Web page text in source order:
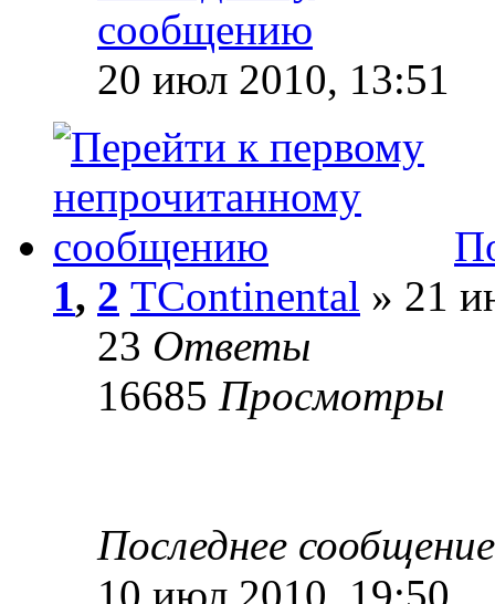
20 июл 2010, 13:51
1, 2 TContinental » 21
23 Ответы
16685 Просмотры
Последнее
10 июл 2010, 19:50